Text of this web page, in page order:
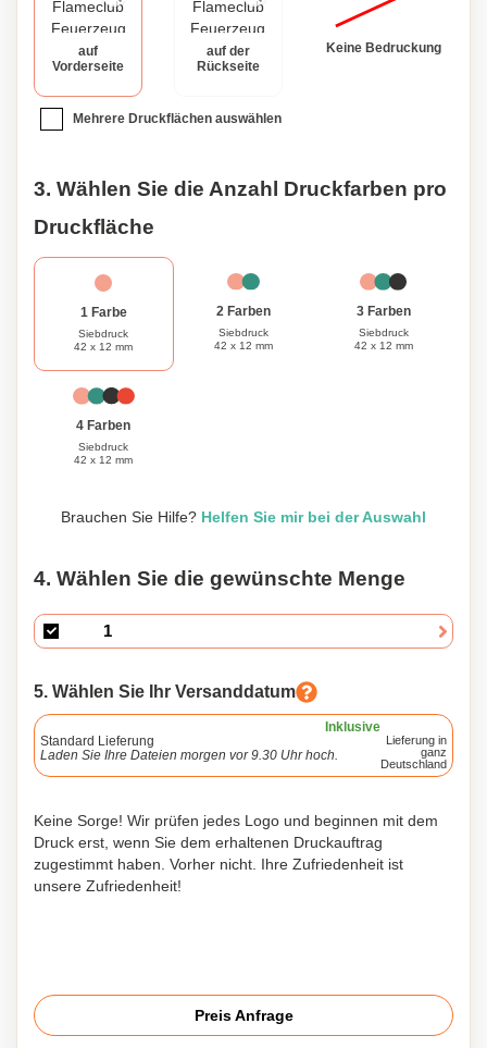
Note zur Geltung kommt. Mit seinem schlanken Design
und vielseitigen Funktionen ist unser Flameclub®
Feuerzeug der perfekte Begleiter für jede Gelegenheit. Ob
Sie Kerzen anzünden, einen Grill entfachen oder eine
Flasche öffnen, dieses multifunktionale Gerät bietet
Feuerzeug und genießen Sie die Zuverlässigkeit und
auf
Vorderseite
auf der
Rückseite
Keine Bedruckung
Mehrere Druckflächen auswählen
3. Wählen Sie die Anzahl Druckfarben pro
Druckfläche
1 Farbe
Siebdruck
42 x 12 mm
2 Farben
Siebdruck
42 x 12 mm
3 Farben
Siebdruck
42 x 12 mm
4 Farben
Siebdruck
42 x 12 mm
Brauchen Sie Hilfe? Helfen Sie mir bei der Auswahl
4. Wählen Sie die gewünschte Menge
5. Wählen Sie Ihr Versanddatum
Inklusive
Standard Lieferung
Laden Sie Ihre Dateien morgen vor 9.30 Uhr hoch.
Lieferung in
ganz
Deutschland
Keine Sorge! Wir prüfen jedes Logo und beginnen mit dem
Druck erst, wenn Sie dem erhaltenen Druckauftrag
zugestimmt haben. Vorher nicht. Ihre Zufriedenheit ist
unsere Zufriedenheit!
Preis Anfrage